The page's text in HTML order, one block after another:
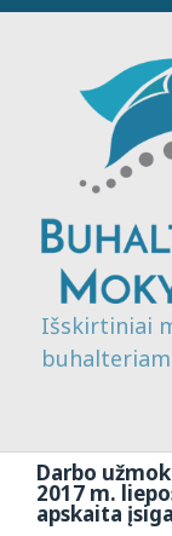
Išskirtiniai
Darbo
2017 m.
apskaita